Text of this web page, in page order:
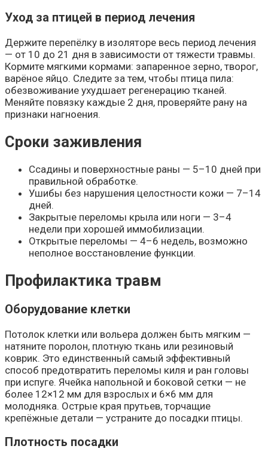
Уход за птицей в период лечения
Держите перепёлку в изоляторе весь период лечения
— от 10 до 21 дня в зависимости от тяжести травмы.
Кормите мягкими кормами: запаренное зерно, творог,
варёное яйцо. Следите за тем, чтобы птица пила:
обезвоживание ухудшает регенерацию тканей.
Меняйте повязку каждые 2 дня, проверяйте рану на
признаки нагноения.
Сроки заживления
Ссадины и поверхностные раны — 5–10 дней при
правильной обработке.
Ушибы без нарушения целостности кожи — 7–14
дней.
Закрытые переломы крыла или ноги — 3–4
недели при хорошей иммобилизации.
Открытые переломы — 4–6 недель, возможно
неполное восстановление функции.
Профилактика травм
Оборудование клетки
Потолок клетки или вольера должен быть мягким —
натяните поролон, плотную ткань или резиновый
коврик. Это единственный самый эффективный
способ предотвратить переломы киля и ран головы
при испуге. Ячейка напольной и боковой сетки — не
более 12×12 мм для взрослых и 6×6 мм для
молодняка. Острые края прутьев, торчащие
крепёжные детали — устраните до посадки птицы.
Плотность посадки